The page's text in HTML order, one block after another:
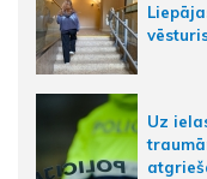
Uz